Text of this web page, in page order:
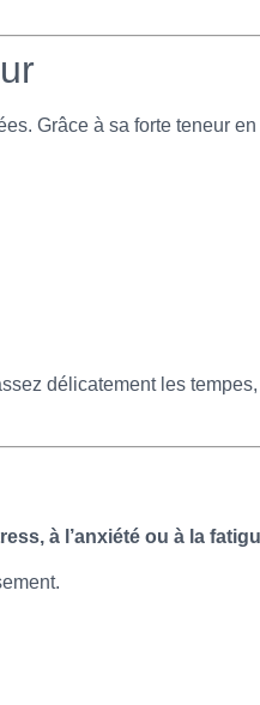
Grâce à sa forte teneur en
délicatement les
à l’anxiété ou à la